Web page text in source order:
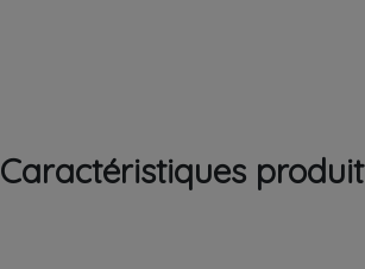
Caractéristiques produit